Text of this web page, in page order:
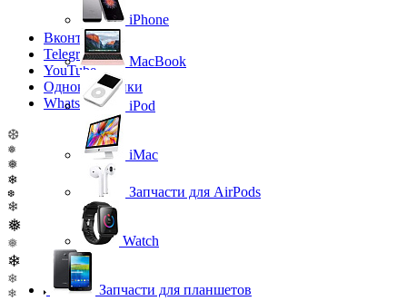
Вконтакте
Telegram
YouTube
Одноклассники
WhatsApp
❆
❅
❅
❄
❆
❄
❅
❅
❄
❄
❄
iPhone
MacBook
iPod
iMac
Запчасти для AirPods
Watch
Запчасти для планшетов